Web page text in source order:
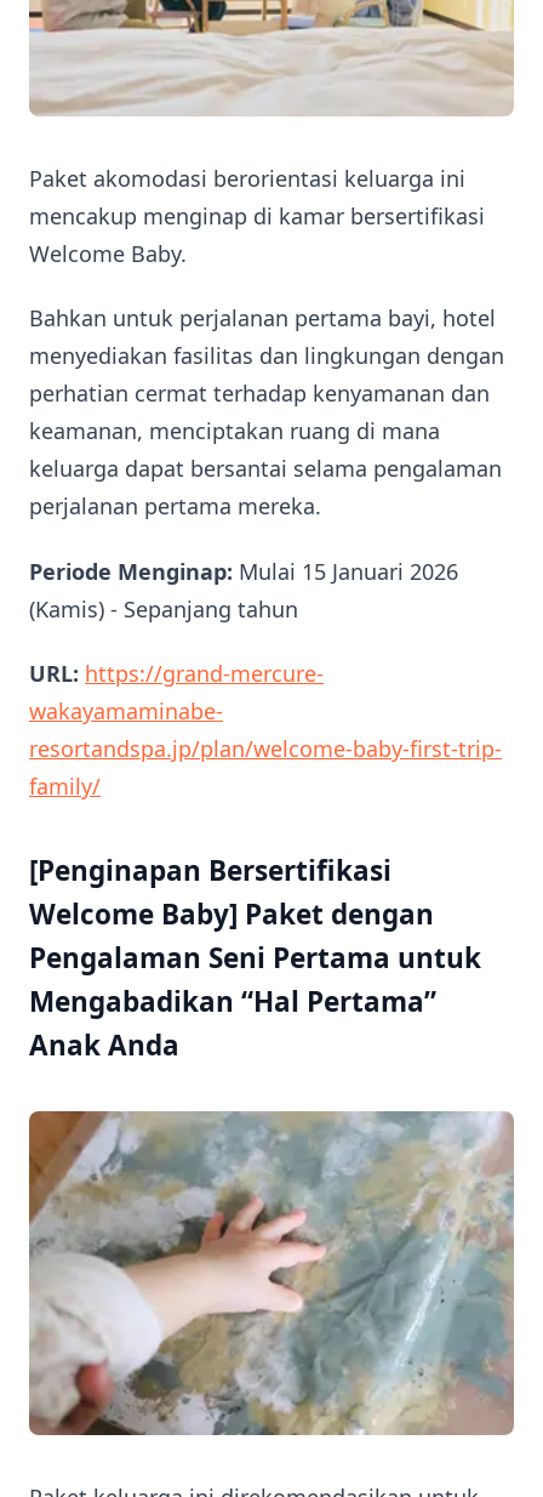
Paket akomodasi berorientasi keluarga ini
mencakup menginap di kamar bersertifikasi
Welcome Baby.
Bahkan untuk perjalanan pertama bayi, hotel
menyediakan fasilitas dan lingkungan dengan
perhatian cermat terhadap kenyamanan dan
keamanan, menciptakan ruang di mana
keluarga dapat bersantai selama pengalaman
perjalanan pertama mereka.
Periode Menginap: Mulai 15 Januari 2026
(Kamis) - Sepanjang tahun
URL: https://grand-mercure-
wakayamaminabe-
resortandspa.jp/plan/welcome-baby-first-trip-
family/
[Penginapan Bersertifikasi
Welcome Baby] Paket dengan
Pengalaman Seni Pertama untuk
Mengabadikan “Hal Pertama”
Anak Anda